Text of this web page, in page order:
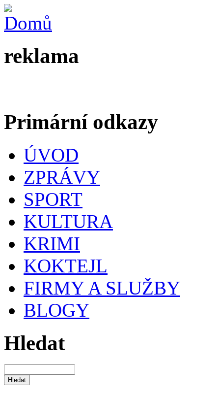
reklama
Primární odkazy
ÚVOD
ZPRÁVY
SPORT
KULTURA
KRIMI
KOKTEJL
FIRMY A SLUŽBY
BLOGY
Hledat